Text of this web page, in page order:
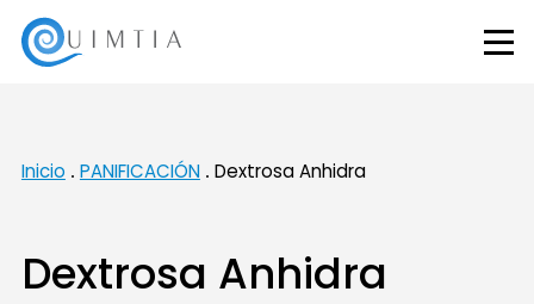
Inicio PANIFICACIÓN Dextrosa Anhidra
Dextrosa Anhidra